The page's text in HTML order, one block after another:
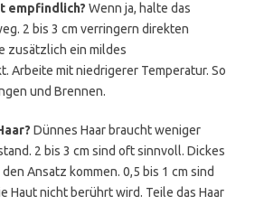
empfindlich? Wenn ja, halte das
2 bis 3 cm verringern direkten
zusätzlich ein mildes
Arbeite mit niedrigerer Temperatur. So
und Brennen.
Dünnes Haar braucht weniger
2 bis 3 cm sind oft sinnvoll. Dickes
Ansatz kommen. 0,5 bis 1 cm sind
Haut nicht berührt wird. Teile das Haar